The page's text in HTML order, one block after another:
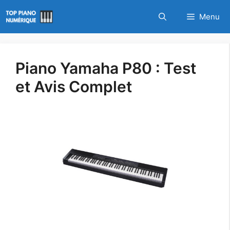
au
contenu
Menu
Piano Yamaha P80 : Test
et Avis Complet